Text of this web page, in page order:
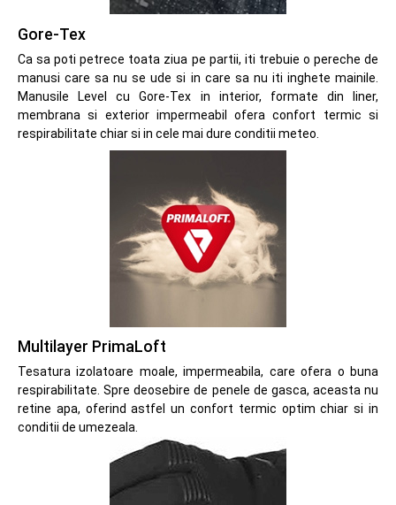
Gore-Tex
Ca sa poti petrece toata ziua pe partii, iti trebuie o pereche de
manusi care sa nu se ude si in care sa nu iti inghete mainile.
Manusile Level cu Gore-Tex in interior, formate din liner,
membrana si exterior impermeabil ofera confort termic si
respirabilitate chiar si in cele mai dure conditii meteo.
Multilayer PrimaLoft
Tesatura izolatoare moale, impermeabila, care ofera o buna
respirabilitate. Spre deosebire de penele de gasca, aceasta nu
retine apa, oferind astfel un confort termic optim chiar si in
conditii de umezeala.